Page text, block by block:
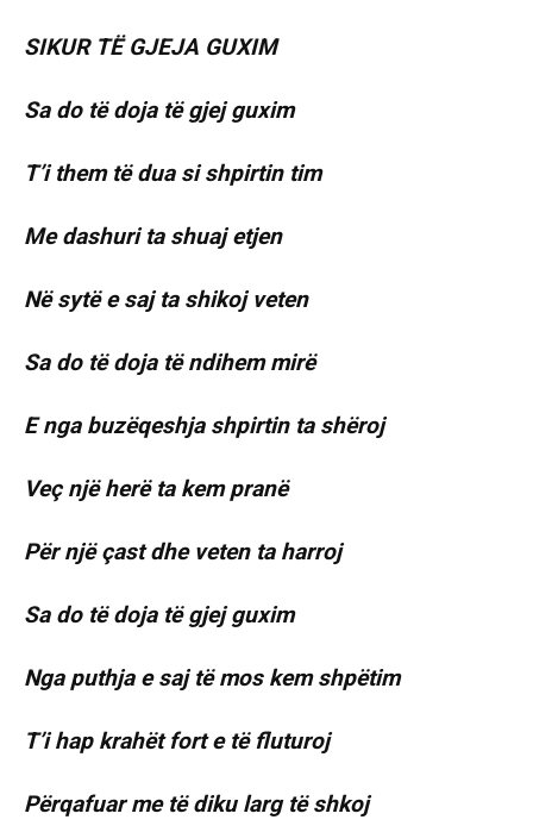
SIKUR TË GJEJA GUXIM
Sa do të doja të gjej guxim
T’i them të dua si shpirtin tim
Me dashuri ta shuaj etjen
Në sytë e saj ta shikoj veten
Sa do të doja të ndihem mirë
E nga buzëqeshja shpirtin ta shëroj
Veç një herë ta kem pranë
Për një çast dhe veten ta harroj
Sa do të doja të gjej guxim
Nga puthja e saj të mos kem shpëtim
T’i hap krahët fort e të fluturoj
Përqafuar me të diku larg të shkoj